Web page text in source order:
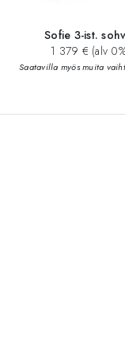
Sofie 3-ist.
1 379 € (alv
Saatavilla myös muita